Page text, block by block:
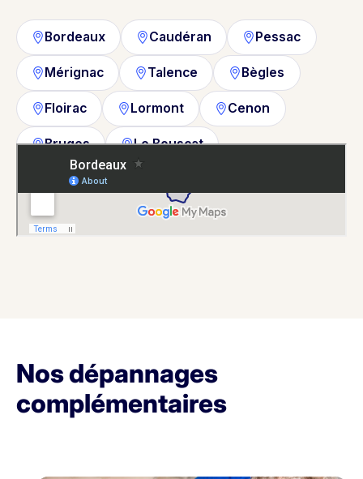
Bordeaux Caudéran Pessac
Mérignac Talence Bègles
Floirac Lormont Cenon
Bruges Le Bouscat
Nos dépannages
complémentaires